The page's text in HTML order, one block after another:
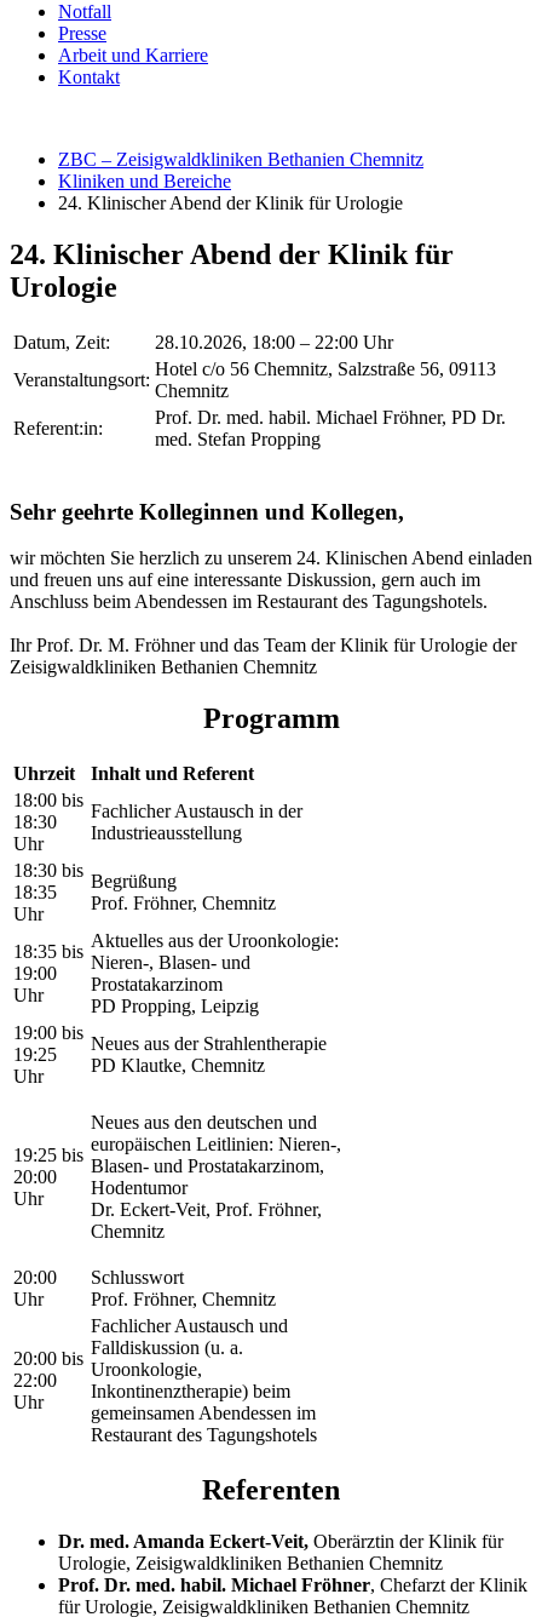
Notfall
Presse
Arbeit und Karriere
Kontakt
ZBC – Zeisigwaldkliniken Bethanien Chemnitz
Kliniken und Bereiche
24. Klinischer Abend der Klinik für Urologie
24. Klinischer Abend der Klinik für
Urologie
Datum, Zeit:
28.10.2026, 18:00 – 22:00 Uhr
Veranstaltungsort:
Hotel c/o 56 Chemnitz, Salzstraße 56, 09113
Chemnitz
Referent:in:
Prof. Dr. med. habil. Michael Fröhner, PD Dr.
med. Stefan Propping
Sehr geehrte Kolleginnen und Kollegen,
wir möchten Sie herzlich zu unserem 24. Klinischen Abend einladen
und freuen uns auf eine interessante Diskussion, gern auch im
Anschluss beim Abendessen im Restaurant des Tagungshotels.
Ihr Prof. Dr. M. Fröhner und das Team der Klinik für Urologie der
Zeisigwaldkliniken Bethanien Chemnitz
Programm
Uhrzeit
Inhalt und Referent
18:00 bis
18:30
Uhr
Fachlicher Austausch in der
Industrieausstellung
18:30 bis
18:35
Uhr
Begrüßung
Prof. Fröhner, Chemnitz
18:35 bis
19:00
Uhr
Aktuelles aus der Uroonkologie:
Nieren-, Blasen- und
Prostatakarzinom
PD Propping, Leipzig
19:00 bis
19:25
Uhr
Neues aus der Strahlentherapie
PD Klautke, Chemnitz
19:25 bis
20:00
Uhr
Neues aus den deutschen und
europäischen Leitlinien: Nieren-,
Blasen- und Prostatakarzinom,
Hodentumor
Dr. Eckert-Veit, Prof. Fröhner,
Chemnitz
20:00
Uhr
Schlusswort
Prof. Fröhner, Chemnitz
20:00 bis
22:00
Uhr
Fachlicher Austausch und
Falldiskussion (u. a.
Uroonkologie,
Inkontinenztherapie) beim
gemeinsamen Abendessen im
Restaurant des Tagungshotels
Referenten
Dr. med. Amanda Eckert-Veit, Oberärztin der Klinik für
Urologie, Zeisigwaldkliniken Bethanien Chemnitz
Prof. Dr. med. habil. Michael Fröhner, Chefarzt der Klinik
für Urologie, Zeisigwaldkliniken Bethanien Chemnitz